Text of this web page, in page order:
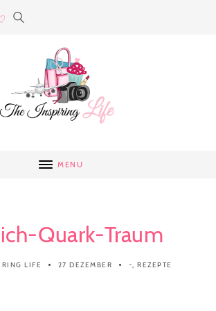
MENU
Quark-Traum
LIFE 27 DEZEMBER -, REZEPTE